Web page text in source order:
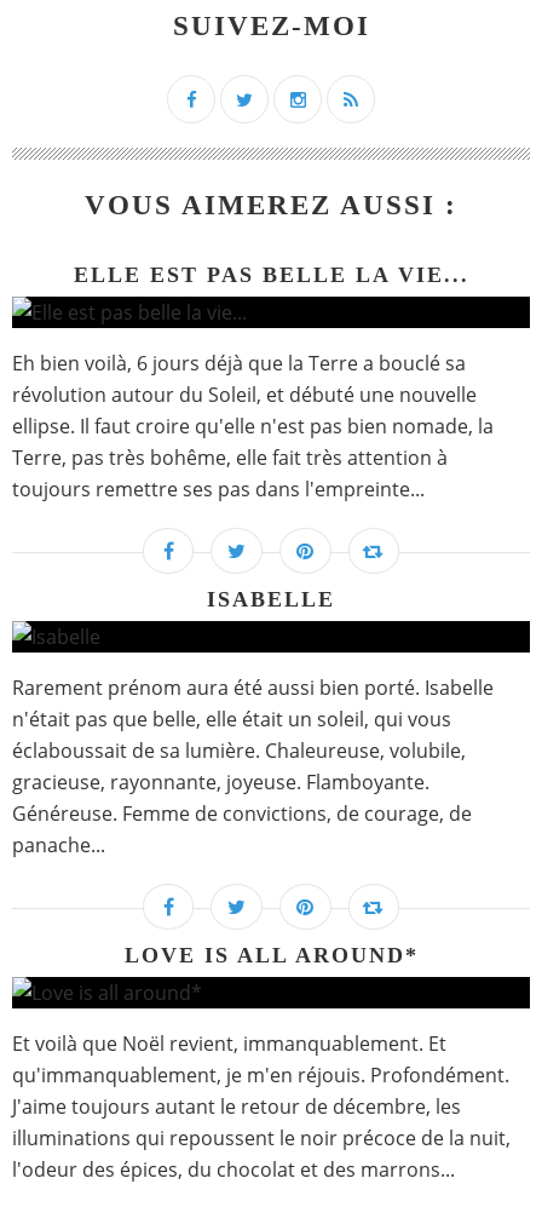
SUIVEZ-MOI
VOUS AIMEREZ AUSSI :
ELLE EST PAS BELLE LA VIE...
Eh bien voilà, 6 jours déjà que la Terre a bouclé sa
révolution autour du Soleil, et débuté une nouvelle
ellipse. Il faut croire qu'elle n'est pas bien nomade, la
Terre, pas très bohême, elle fait très attention à
toujours remettre ses pas dans l'empreinte...
ISABELLE
Rarement prénom aura été aussi bien porté. Isabelle
n'était pas que belle, elle était un soleil, qui vous
éclaboussait de sa lumière. Chaleureuse, volubile,
gracieuse, rayonnante, joyeuse. Flamboyante.
Généreuse. Femme de convictions, de courage, de
panache...
LOVE IS ALL AROUND*
Et voilà que Noël revient, immanquablement. Et
qu'immanquablement, je m'en réjouis. Profondément.
J'aime toujours autant le retour de décembre, les
illuminations qui repoussent le noir précoce de la nuit,
l'odeur des épices, du chocolat et des marrons...